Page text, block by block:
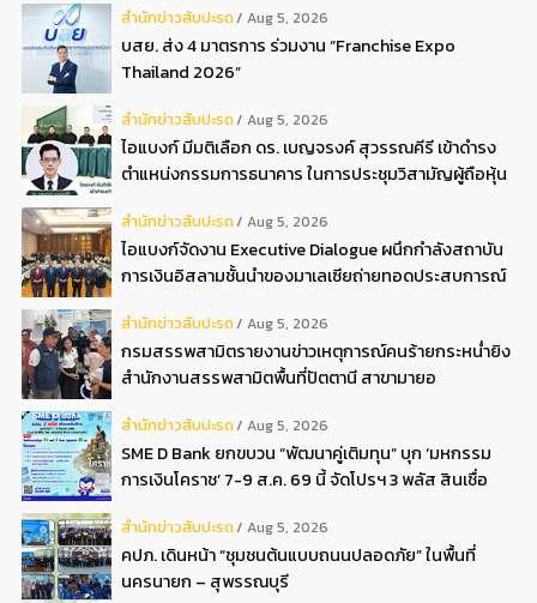
สํานักข่าวสับปะรด Aug 5, 2026
บสย. ส่ง 4 มาตรการ ร่วมงาน “Franchise Expo
Thailand 2026”
สํานักข่าวสับปะรด Aug 5, 2026
ไอแบงก์ มีมติเลือก ดร. เบญจรงค์ สุวรรณคีรี เข้าดำรง
ตำแหน่งกรรมการธนาคาร ในการประชุมวิสามัญผู้ถือหุ้น
สํานักข่าวสับปะรด Aug 5, 2026
ไอแบงก์จัดงาน Executive Dialogue ผนึกกำลังสถาบัน
การเงินอิสลามชั้นนำของมาเลเซียถ่ายทอดประสบการณ์
อิสลามแห่งอนาคต
สํานักข่าวสับปะรด Aug 5, 2026
กรมสรรพสามิตรายงานข่าวเหตุการณ์คนร้ายกระหน่ำยิง
สำนักงานสรรพสามิตพื้นที่ปัตตานี สาขามายอ
สํานักข่าวสับปะรด Aug 5, 2026
SME D Bank ยกขบวน “พัฒนาคู่เติมทุน” บุก ‘มหกรรม
การเงินโคราช’ 7-9 ส.ค. 69 นี้ จัดโปรฯ 3 พลัส สินเชื่อ
สํานักข่าวสับปะรด Aug 5, 2026
คปภ. เดินหน้า “ชุมชนต้นแบบถนนปลอดภัย” ในพื้นที่
นครนายก – สุพรรณบุรี